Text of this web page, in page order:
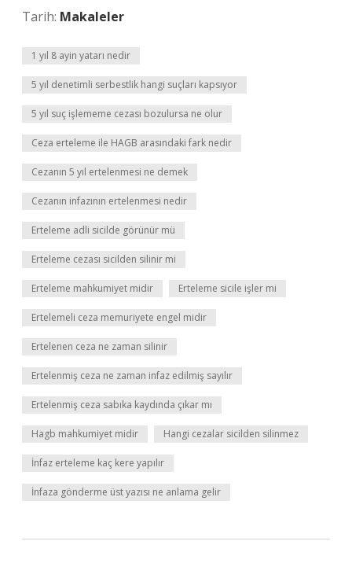
Tarih: Makaleler
1 yıl 8 ayin yatarı nedir
5 yıl denetimli serbestlik hangi suçları kapsıyor
5 yıl suç işlememe cezası bozulursa ne olur
Ceza erteleme ile HAGB arasındaki fark nedir
Cezanın 5 yıl ertelenmesi ne demek
Cezanın infazının ertelenmesi nedir
Erteleme adli sicilde görünür mü
Erteleme cezası sicilden silinir mi
Erteleme mahkumiyet midir Erteleme sicile işler mi
Ertelemeli ceza memuriyete engel midir
Ertelenen ceza ne zaman silinir
Ertelenmiş ceza ne zaman infaz edilmiş sayılır
Ertelenmiş ceza sabıka kaydında çıkar mı
Hagb mahkumiyet midir Hangi cezalar sicilden silinmez
İnfaz erteleme kaç kere yapılır
İnfaza gönderme üst yazısı ne anlama gelir